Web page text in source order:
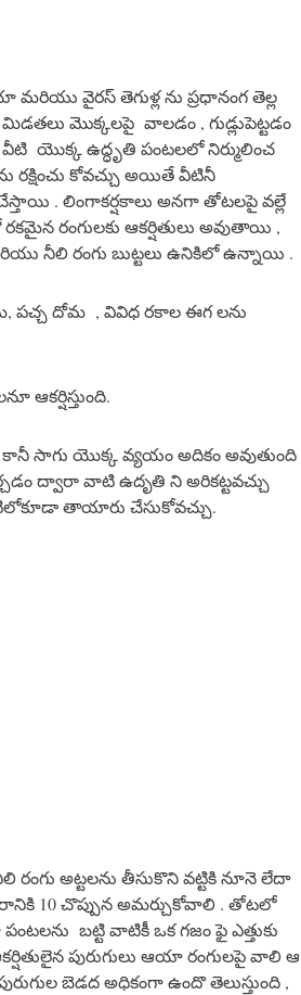
వైరస్ తెగుళ్ల ను ప్రధానంగ తెల్ల
మొక్కలపై వాలడం , గుడ్లుపెట్టడం
యొక్క ఉద్ధృతి పంటలలో నిర్ములించ
రక్షించు కోవచ్చు అయితే వీటినీ
. లింగాకర్షకాలు అనగా తోటలపై వల్లే
రంగులకు ఆకర్షితులు అవుతాయి ,
నీలి రంగు బుట్టలు ఉనికిలో ఉన్నాయి .
పచ్చ దోమ , వివిధ రకాల ఈగ లను
ఆకర్షిస్తుంది.
కానీ సాగు యొక్క వ్యయం అదికం అవుతుంది
ద్వారా వాటి ఉదృతి ని అరికట్టవచ్చు
తాయారు చేసుకోవచ్చు.
అట్టలను తీసుకొని వట్టికి నూనె లేదా
10 చొప్పున అమర్చుకోవాలి . తోటలో
బట్టి వాటికీ ఒక గజం ఫై ఎత్తుకు
పురుగులు ఆయా రంగులపై వాలి ఆ
బెడద అధికంగా ఉందొ తెలుస్తుంది ,